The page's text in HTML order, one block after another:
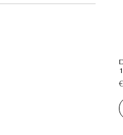
Ornament Balans